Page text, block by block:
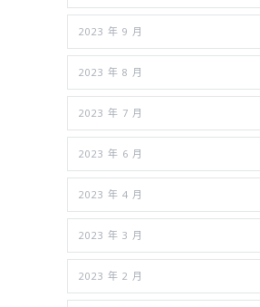
2023 年 9 月
2023 年 8 月
2023 年 7 月
2023 年 6 月
2023 年 4 月
2023 年 3 月
2023 年 2 月